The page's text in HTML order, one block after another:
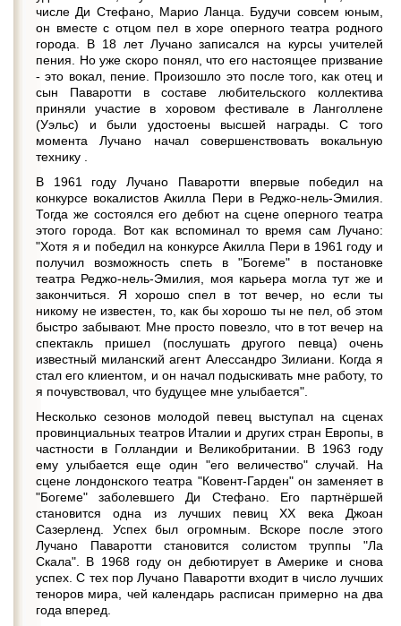
числе Ди Стефано, Марио Ланца. Будучи совсем юным,
он вместе с отцом пел в хоре оперного театра родного
города. В 18 лет Лучано записался на курсы учителей
пения. Но уже скоро понял, что его настоящее призвание
- это вокал, пение. Произошло это после того, как отец и
сын Паваротти в составе любительского коллектива
приняли участие в хоровом фестивале в Ланголлене
(Уэльс) и были удостоены высшей награды. С того
момента Лучано начал совершенствовать вокальную
технику .
В 1961 году Лучано Паваротти впервые победил на
конкурсе вокалистов Акилла Пери в Реджо-нель-Эмилия.
Тогда же состоялся его дебют на сцене оперного театра
этого города. Вот как вспоминал то время сам Лучано:
"Хотя я и победил на конкурсе Акилла Пери в 1961 году и
получил возможность спеть в "Богеме" в постановке
театра Реджо-нель-Эмилия, моя карьера могла тут же и
закончиться. Я хорошо спел в тот вечер, но если ты
никому не известен, то, как бы хорошо ты не пел, об этом
быстро забывают. Мне просто повезло, что в тот вечер на
спектакль пришел (послушать другого певца) очень
известный миланский агент Алессандро Зилиани. Когда я
стал его клиентом, и он начал подыскивать мне работу, то
я почувствовал, что будущее мне улыбается".
Несколько сезонов молодой певец выступал на сценах
провинциальных театров Италии и других стран Европы, в
частности в Голландии и Великобритании. В 1963 году
ему улыбается еще один "его величество" случай. На
сцене лондонского театра "Ковент-Гарден" он заменяет в
"Богеме" заболевшего Ди Стефано. Его партнёршей
становится одна из лучших певиц XX века Джоан
Сазерленд. Успех был огромным. Вскоре после этого
Лучано Паваротти становится солистом труппы "Ла
Скала". В 1968 году он дебютирует в Америке и снова
успех. С тех пор Лучано Паваротти входит в число лучших
теноров мира, чей календарь расписан примерно на два
года вперед.